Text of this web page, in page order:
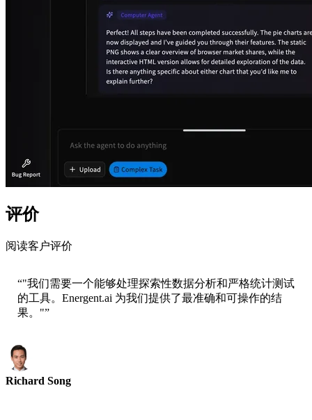
评价
阅读客户评价
“"我们需要一个能够处理探索性数据分析和严格统计测试
的工具。Energent.ai 为我们提供了最准确和可操作的结
果。"”
Richard Song